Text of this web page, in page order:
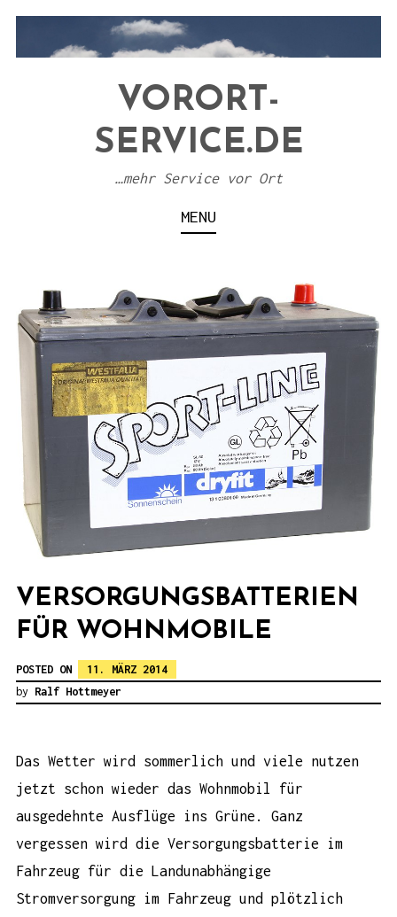
VORORT-
SERVICE.DE
…mehr Service vor Ort
MENU
VERSORGUNGSBATTERIEN
FÜR WOHNMOBILE
POSTED ON
11. MÄRZ 2014
by Ralf Hottmeyer
Das Wetter wird sommerlich und viele nutzen
jetzt schon wieder das Wohnmobil für
ausgedehnte Ausflüge ins Grüne. Ganz
vergessen wird die Versorgungsbatterie im
Fahrzeug für die Landunabhängige
Stromversorgung im Fahrzeug und plötzlich